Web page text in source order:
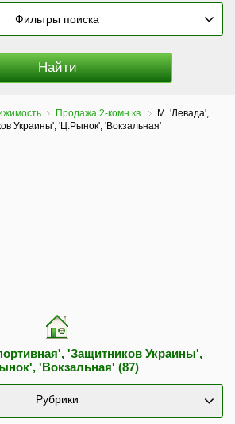
Фильтры поиска
Продажа 2-комн.кв.
М. 'Левада',
Украины', 'Ц.Рынок', 'Вокзальная'
'Защитников Украины',
'Вокзальная' (87)
Рубрики